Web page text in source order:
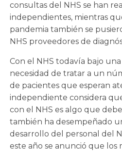
consultas del NHS se han
independientes, mientras
pandemia también se
NHS proveedores de
Con el NHS todavía bajo
necesidad de tratar a un
de pacientes que esperan
independiente considera
con el NHS es algo que
también ha desempeñado
desarrollo del personal del
este año se anunció que los